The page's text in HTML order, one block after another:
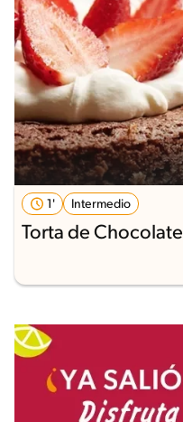
1' Intermedio
Torta de Chocolate